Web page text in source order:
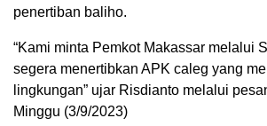
penertiban baliho.
“Kami minta Pemkot Makassar melalui
segera menertibkan APK caleg yang
lingkungan” ujar Risdianto melalui
Minggu (3/9/2023)